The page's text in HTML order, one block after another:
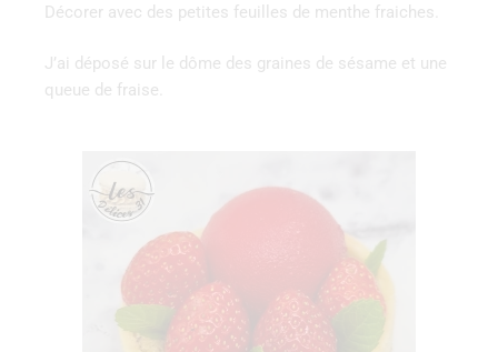
Décorer avec des petites feuilles de menthe fraiches.
J’ai déposé sur le dôme des graines de sésame et une
queue de fraise.